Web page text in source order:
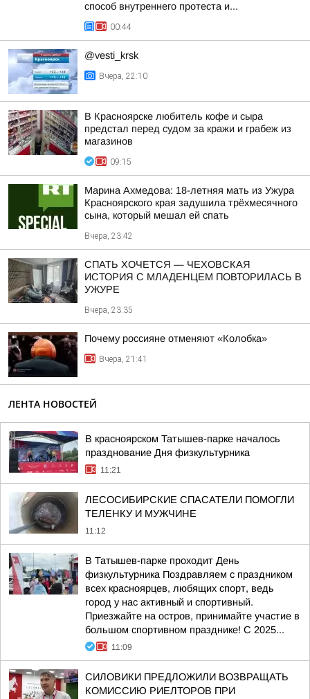
способ внутреннего протеста и...
00:44
@vesti_krsk
Вчера, 22:10
В Красноярске любитель кофе и сыра
предстал перед судом за кражи и грабеж из
магазинов
09:15
Марина Ахмедова: 18-летняя мать из Ужура
Красноярского края задушила трёхмесячного
сына, который мешал ей спать
Вчера, 23:42
СПАТЬ ХОЧЕТСЯ — ЧЕХОВСКАЯ
ИСТОРИЯ С МЛАДЕНЦЕМ ПОВТОРИЛАСЬ В
УЖУРЕ
Вчера, 23:35
Почему россияне отменяют «Колобка»
Вчера, 21:41
ЛЕНТА НОВОСТЕЙ
В красноярском Татышев-парке началось
празднование Дня физкультурника
11:21
ЛЕСОСИБИРСКИЕ СПАСАТЕЛИ ПОМОГЛИ
ТЕЛЕНКУ И МУЖЧИНЕ
11:12
В Татышев-парке проходит День
физкультурника Поздравляем с праздником
всех красноярцев, любящих спорт, ведь
город у нас активный и спортивный.
Приезжайте на остров, принимайте участие в
большом спортивном празднике! С 2025...
11:09
СИЛОВИКИ ПРЕДЛОЖИЛИ ВОЗВРАЩАТЬ
КОМИССИЮ РИЕЛТОРОВ ПРИ